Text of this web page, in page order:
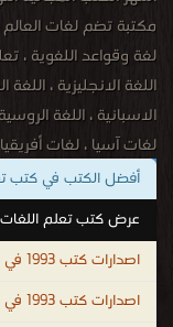
اضف كتاب
مكتبة تضم لغات
لغة وقواعد اللغوية ،
اللغة الانجليزية ، اللغة
الاسبانية ، اللغة
لغات آسيا ، لغات
الشمالية ، لغات أمريكا
الباسكية ، اللغة
التشيكية ، اللغة
الإستونية ، اللغة
الأيرلندية ، اللغة
أفضل الكتب في كتب
عرض كتب تعلم اللغات
اصدارات كتب 1993 في كتب تقنية المعلومات
اصدارات كتب 1993 في كتب التاريخ